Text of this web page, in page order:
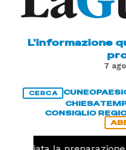
L'informazione
7
CERCA CUNEOPAESI
CHIESA
CONSIGLIO